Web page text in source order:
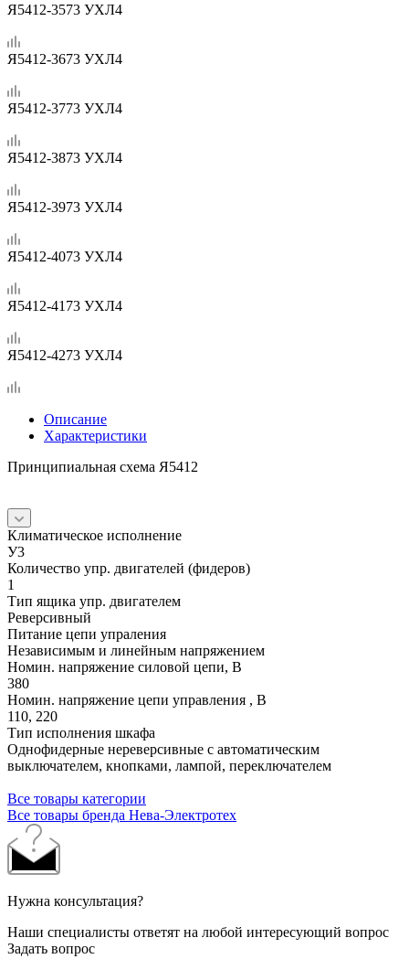
Я5412-3573 УХЛ4
Я5412-3673 УХЛ4
Я5412-3773 УХЛ4
Я5412-3873 УХЛ4
Я5412-3973 УХЛ4
Я5412-4073 УХЛ4
Я5412-4173 УХЛ4
Я5412-4273 УХЛ4
Описание
Характеристики
Принципиальная схема Я5412
Климатическое исполнение
У3
Количество упр. двигателей (фидеров)
1
Тип ящика упр. двигателем
Реверсивный
Питание цепи упраления
Независимым и линейным напряжением
Номин. напряжение силовой цепи, В
380
Номин. напряжение цепи управления , В
110, 220
Тип исполнения шкафа
Однофидерные нереверсивные с автоматическим
выключателем, кнопками, лампой, переключателем
Все товары категории
Все товары бренда Нева-Электротех
Нужна консультация?
Наши специалисты ответят на любой интересующий вопрос
Задать вопрос